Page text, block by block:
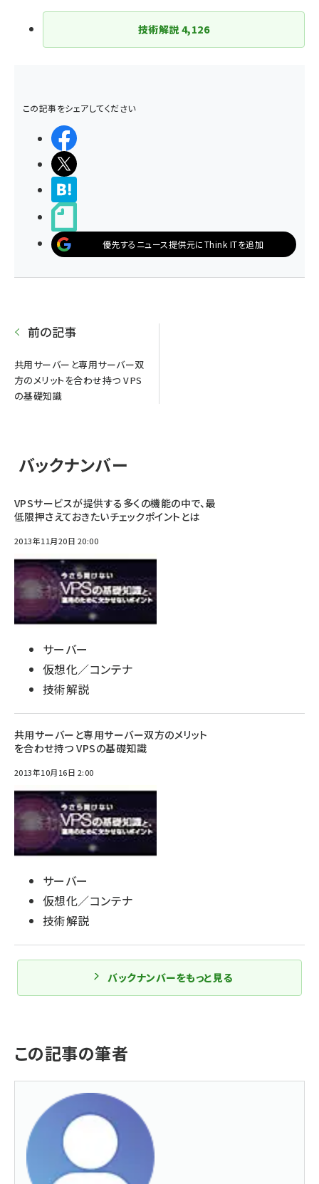
技術解説 4,126
この記事をシェアしてください
優先するニュース提供元にThink ITを追加
前の記事
共用サーバーと専用サーバー双
方のメリットを合わせ持つ VPS
の基礎知識
バックナンバー
VPSサービスが提供する多くの機能の中で、最
低限押さえておきたいチェックポイントとは
2013年11月20日 20:00
サーバー
仮想化／コンテナ
技術解説
共用サーバーと専用サーバー双方のメリット
を合わせ持つ VPSの基礎知識
2013年10月16日 2:00
サーバー
仮想化／コンテナ
技術解説
バックナンバーをもっと見る
この記事の筆者